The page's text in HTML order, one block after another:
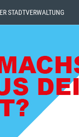
STADTVERWALTUNG